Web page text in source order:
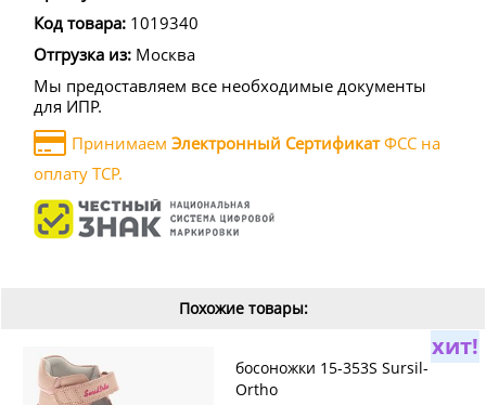
Код товара: 1019340
Отгрузка из: Москва
Мы предоставляем все необходимые документы
для ИПР.
Принимаем Электронный СертификатФСС на
оплату ТСР.
Похожие товары:
хит!
босоножки 15-353S Sursil-
Ortho